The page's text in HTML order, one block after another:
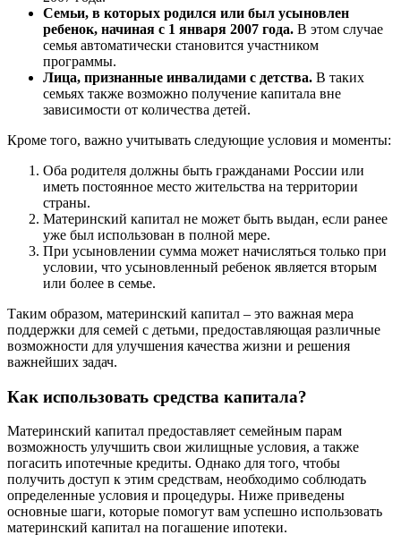
Семьи, в которых родился или был усыновлен
ребенок, начиная с 1 января 2007 года. В этом случае
семья автоматически становится участником
программы.
Лица, признанные инвалидами с детства. В таких
семьях также возможно получение капитала вне
зависимости от количества детей.
Кроме того, важно учитывать следующие условия и моменты:
Оба родителя должны быть гражданами России или
иметь постоянное место жительства на территории
страны.
Материнский капитал не может быть выдан, если ранее
уже был использован в полной мере.
При усыновлении сумма может начисляться только при
условии, что усыновленный ребенок является вторым
или более в семье.
Таким образом, материнский капитал – это важная мера
поддержки для семей с детьми, предоставляющая различные
возможности для улучшения качества жизни и решения
важнейших задач.
Как использовать средства капитала?
Материнский капитал предоставляет семейным парам
возможность улучшить свои жилищные условия, а также
погасить ипотечные кредиты. Однако для того, чтобы
получить доступ к этим средствам, необходимо соблюдать
определенные условия и процедуры. Ниже приведены
основные шаги, которые помогут вам успешно использовать
материнский капитал на погашение ипотеки.